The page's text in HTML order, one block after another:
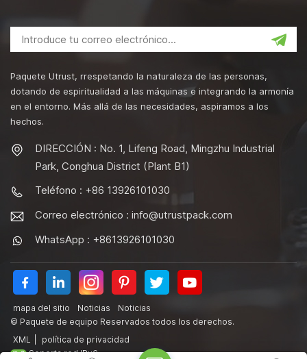
Paquete Utrust, rrespetando la naturaleza de las personas,
dotando de espiritualidad a las máquinas e integrando la armonía
en el entorno. Más allá de las necesidades, aspiramos a los
hechos.
DIRECCIÓN : No. 1, Lifeng Road, Mingzhu Industrial
Park, Conghua District (Plant B1)
Teléfono : +86 13926101030
Correo electrónico : info@utrustpack.com
WhatsApp : +8613926101030
mapa del sitio Noticias
Noticias
© Paquete de equipo Reservados todos los derechos.
XML
política de privacidad
Soporta red IPv6